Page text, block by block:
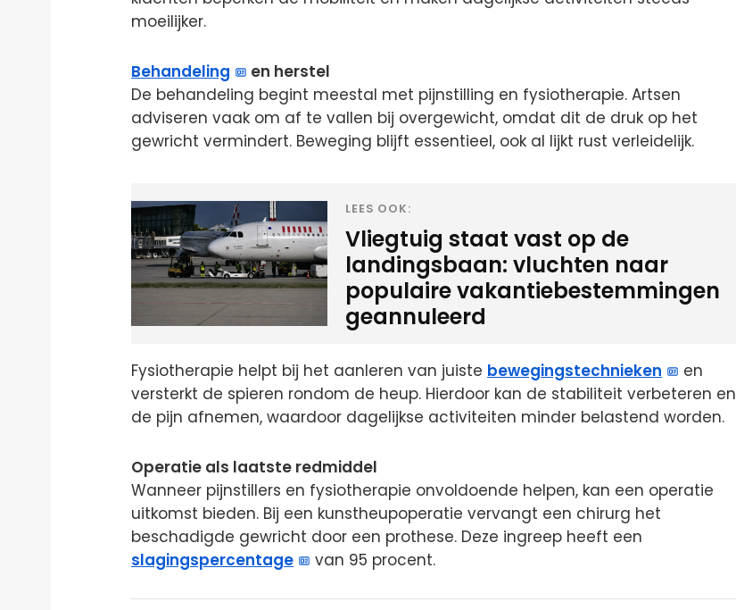
moeilijker.
Behandeling
en herstel
De behandeling begint meestal met pijnstilling en fysiotherapie. Artsen
adviseren vaak om af te vallen bij overgewicht, omdat dit de druk op het
gewricht vermindert. Beweging blijft essentieel, ook al lijkt rust verleidelijk.
LEES OOK:
Vliegtuig staat vast op de
landingsbaan: vluchten naar
populaire vakantiebestemmingen
geannuleerd
Fysiotherapie helpt bij het aanleren van juiste bewegingstechnieken
en
versterkt de spieren rondom de heup. Hierdoor kan de stabiliteit verbeteren en
de pijn afnemen, waardoor dagelijkse activiteiten minder belastend worden.
Operatie als laatste redmiddel
Wanneer pijnstillers en fysiotherapie onvoldoende helpen, kan een operatie
uitkomst bieden. Bij een kunstheupoperatie vervangt een chirurg het
beschadigde gewricht door een prothese. Deze ingreep heeft een
slagingspercentage
van 95 procent.